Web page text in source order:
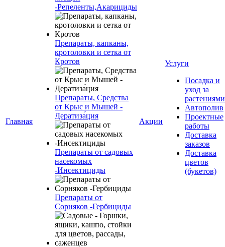
Главная
-Репеленты,Акарициды
Препараты, капканы,
кротоловки и сетка от
Кротов
Препараты, Средства
от Крыс и Мышей -
Дератиза́ция
Препараты от садовых
насекомых
-Инсектициды
Препараты от
Сорняков -Гербициды
Акции
Услуги
Посадка и
уход за
растениями
Автополив
Проектные
работы
Доставка
заказов
Доставка
цветов
(букетов)